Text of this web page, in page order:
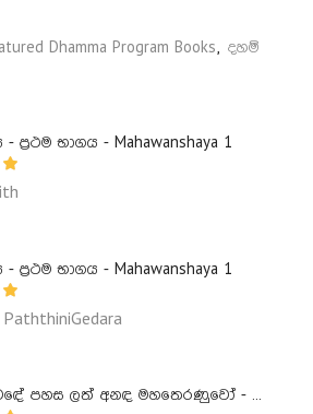
Dhamma Program Books, දහම්
ප්‍රථම භාගය - Mahawanshaya 1
ප්‍රථම භාගය - Mahawanshaya 1
PaththiniGedara
සම්බුදු සුවඳේ පහස ලත් අනඳ මහතෙරණුවෝ - Ananda Maha Theranuwo